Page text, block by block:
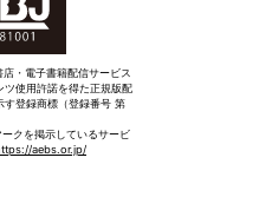
・電子書籍配信サービス
ツ使用許諾を得た正規版配
す登録商標（登録番号 第
クを掲示しているサービ
aebs.or.jp/